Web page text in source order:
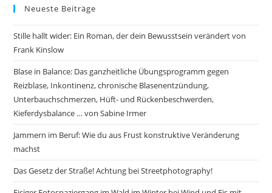
Neueste Beiträge
Stille hallt wider: Ein Roman, der dein Bewusstsein verändert von
Frank Kinslow
Blase in Balance: Das ganzheitliche Übungsprogramm gegen
Reizblase, Inkontinenz, chronische Blasenentzündung,
Unterbauchschmerzen, Hüft- und Rückenbeschwerden,
Kieferdysbalance … von Sabine Irmer
Jammern im Beruf: Wie du aus Frust konstruktive Veränderung
machst
Das Gesetz der Straße! Achtung bei Streetphotography!